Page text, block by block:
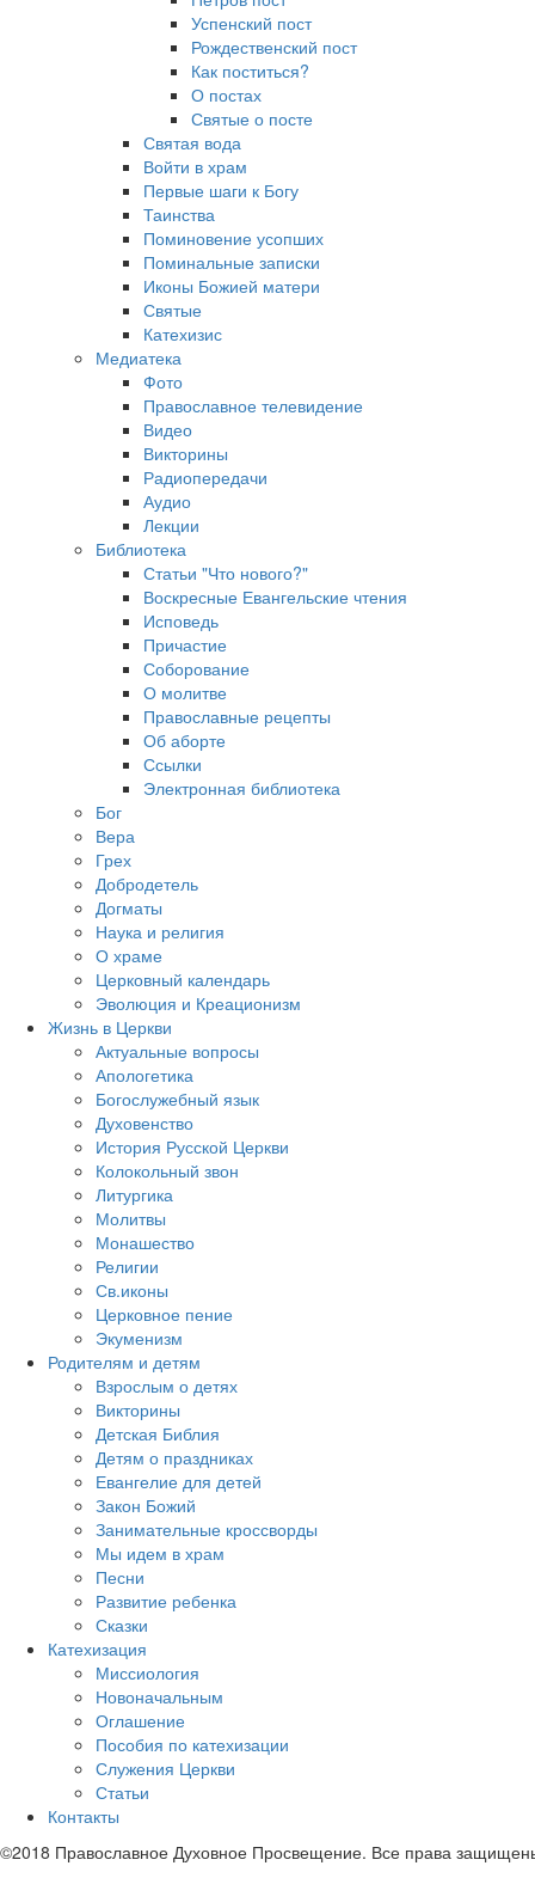
Успенский пост
Рождественский пост
Как поститься?
О постах
Святые о посте
Святая вода
Войти в храм
Первые шаги к Богу
Таинства
Поминовение усопших
Поминальные записки
Иконы Божией матери
Святые
Катехизис
Медиатека
Фото
Православное телевидение
Видео
Викторины
Радиопередачи
Аудио
Лекции
Библиотека
Статьи "Что нового?"
Воскресные Евангельские чтения
Исповедь
Причастие
Соборование
О молитве
Православные рецепты
Об аборте
Ссылки
Электронная библиотека
Бог
Вера
Грех
Добродетель
Догматы
Наука и религия
О храме
Церковный календарь
Эволюция и Креационизм
Жизнь в Церкви
Актуальные вопросы
Апологетика
Богослужебный язык
Духовенство
История Русской Церкви
Колокольный звон
Литургика
Молитвы
Монашество
Религии
Св.иконы
Церковное пение
Экуменизм
Родителям и детям
Взрослым о детях
Викторины
Детская Библия
Детям о праздниках
Евангелие для детей
Закон Божий
Занимательные кроссворды
Мы идем в храм
Песни
Развитие ребенка
Сказки
Катехизация
Миссиология
Новоначальным
Оглашение
Пособия по катехизации
Служения Церкви
Статьи
Контакты
©2018 Православное Духовное Просвещение. Все права